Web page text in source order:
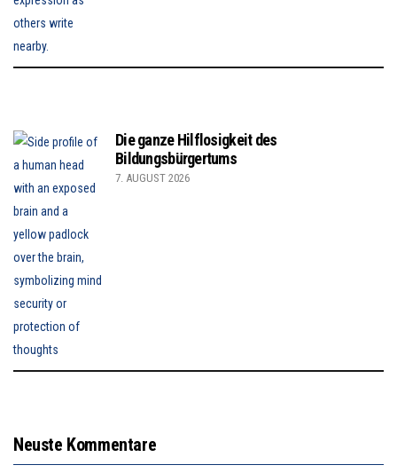
Die ganze Hilflosigkeit des
Bildungsbürgertums
7. AUGUST 2026
Neuste Kommentare